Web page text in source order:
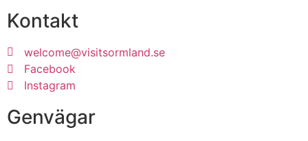
Kontakt
welcome@visitsormland.se
Facebook
Instagram
Genvägar